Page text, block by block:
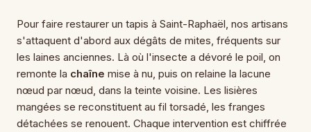
Pour faire restaurer un tapis à Saint-Raphaël, nos artisans
s'attaquent d'abord aux dégâts de mites, fréquents sur
les laines anciennes. Là où l'insecte a dévoré le poil, on
remonte la chaîne mise à nu, puis on relaine la lacune
nœud par nœud, dans la teinte voisine. Les lisières
mangées se reconstituent au fil torsadé, les franges
détachées se renouent. Chaque intervention est chiffrée